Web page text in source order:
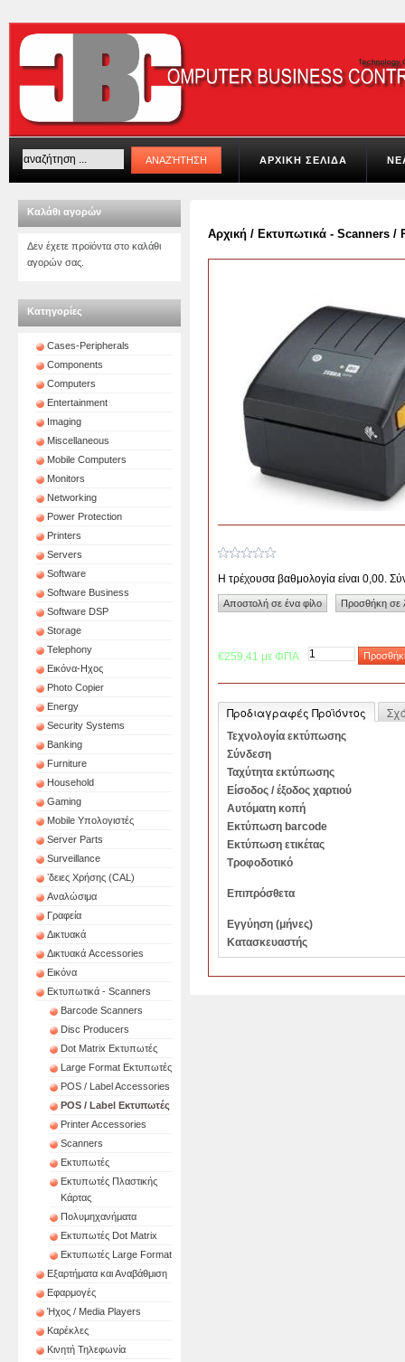
ΑΡΧΙΚΗ ΣΕΛΙΔΑ
Καλάθι αγορών
Δεν έχετε προϊόντα στο καλάθι
αγορών σας.
Κατηγορίες
Cases-Peripherals
Components
Computers
Entertainment
Imaging
Miscellaneous
Mobile Computers
Monitors
Networking
Power Protection
Printers
Servers
Software
Software Business
Software DSP
Storage
Telephony
Εικόνα-Ηχος
Photo Copier
Energy
Security Systems
Banking
Furniture
Household
Gaming
Mobile Υπολογιστές
Server Parts
Surveillance
ʼδειες Χρήσης (CAL)
Αναλώσιμα
Γραφεία
Δικτυακά
Δικτυακά Accessories
Εικόνα
Εκτυπωτικά - Scanners
Barcode Scanners
Disc Producers
Dot Matrix Εκτυπωτές
Large Format Εκτυπωτές
POS / Label Accessories
POS / Label Εκτυπωτές
Printer Accessories
Scanners
Εκτυπωτές
Εκτυπωτές Πλαστικής
Κάρτας
Πολυμηχανήματα
Εκτυπωτές Dot Matrix
Εκτυπωτές Large Format
Εξαρτήματα και Αναβάθμιση
Εφαρμογές
Ήχος / Media Players
Καρέκλες
Κινητή Τηλεφωνία
Αρχική / Εκτυπωτικά - Scanners /
Η τρέχουσα βαθμολογία είναι 0,00.
€259,41 με ΦΠΑ
Προδιαγραφές Προϊόντος
Τεχνολογία εκτύπωσης
Σύνδεση
Ταχύτητα εκτύπωσης
Είσοδος / έξοδος χαρτιού
Αυτόματη κοπή
Εκτύπωση barcode
Εκτύπωση ετικέτας
Τροφοδοτικό
Επιπρόσθετα
Εγγύηση (μήνες)
Κατασκευαστής